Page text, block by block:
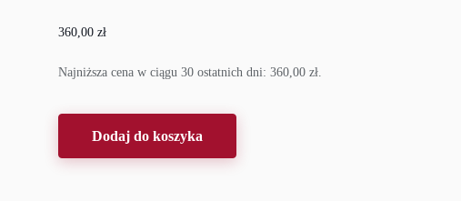
360,00zł
Najniższa cena w ciągu 30 ostatnich dni:360,00zł.
Dodaj do koszyka